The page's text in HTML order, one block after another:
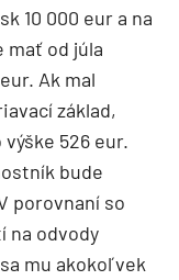
10 000 eur a na
mať od júla
Ak mal
základ,
526 eur.
bude
porovnaní so
na odvody
mu akokoľvek